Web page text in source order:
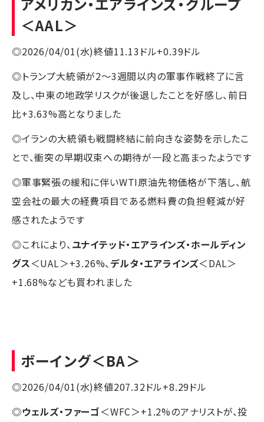
＜AAL＞
◎2026/04/01(水)終値11.13ドル+0.39ドル
◎トランプ大統領が2〜3週間以内の軍事作戦終了に言
及し、中東の地政学リスクが後退したことを好感し、前日
比+3.63%高となりました
◎イランの大統領も戦闘終結に前向きな姿勢を示したこ
とで、衝突の早期収束への期待が一段と高まったようです
◎軍事緊張の緩和に伴いWTI原油先物価格が下落し、航
空会社の最大の経費項目である燃料費の負担軽減が好
感されたようです
◎これにより、 ユナイテッド・エアラインズ・ホールディン
グス＜UAL＞+3.26%、 デルタ・エアラインズ＜DAL＞
+1.68%なども買われました
ボーイング＜BA＞
◎2026/04/01(水)終値207.32ドル+8.29ドル
◎ウェルズ・ファーゴ＜WFC＞+1.2%のアナリストが、投